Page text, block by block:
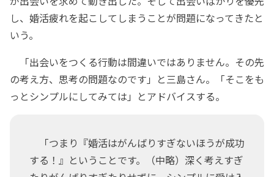
し、婚活疲れを起こしてしまうことが問題になってきたと
いう。
「出会いをつくる行動は間違いではありません。その先
の考え方、思考の問題なのです」と三島さん。「そこをも
っとシンプルにしてみては」とアドバイスする。
「つまり『婚活はがんばりすぎないほうが成功
する！』ということです。（中略）深く考えすぎ